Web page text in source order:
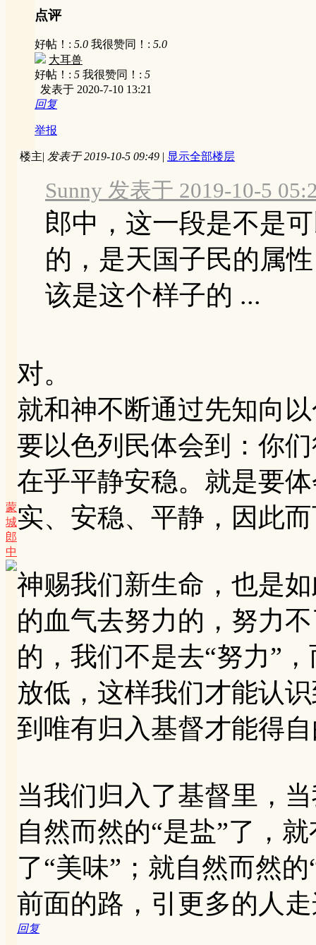
点评
好帖！: 5.0 我很赞同！: 5.0
大耳兽
好帖！: 5 我很赞同！: 5
发表于 2020-7-10 13:21
回复
举报
蒙
城
郎
中
楼主| 发表于 2019-10-5 09:49 | 显示全部楼层
Sunny 发表于 2019-10-5
郎中，这一段是不是
的，是天国子民的属
该是这个样子的 ...
对。
就和神不断通过先知向
要以色列民体会到：你
在乎平静安稳。就是要
实、安稳、平静，因此
神赐我们新生命，也是
的血气去努力的，努力
的，我们不是去“努力”
放低，这样我们才能认
到唯有归入基督才能得
当我们归入了基督里，
自然而然的“是盐”了，
了“美味”；就自然而然
前面的路，引更多的人
回复